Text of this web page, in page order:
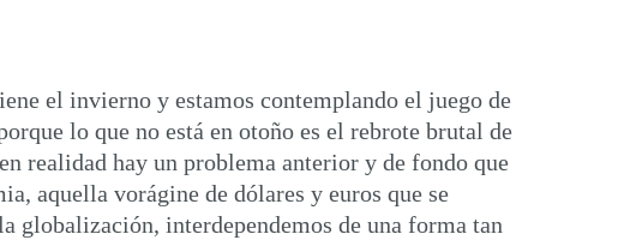
el invierno y estamos contemplando el juego de
lo que no está en otoño es el rebrote brutal de
realidad hay un problema anterior y de fondo que
aquella vorágine de dólares y euros que se
globalización, interdependemos de una forma tan